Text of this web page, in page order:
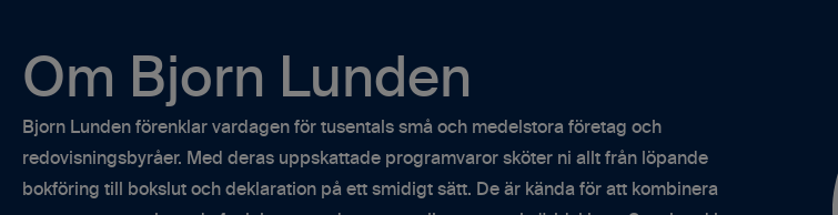
Om Bjorn Lunden
Bjorn Lunden förenklar vardagen för tusentals små och medelstora företag och
redovisningsbyråer. Med deras uppskattade programvaror sköter ni allt från löpande
bokföring till bokslut och deklaration på ett smidigt sätt. De är kända för att kombinera